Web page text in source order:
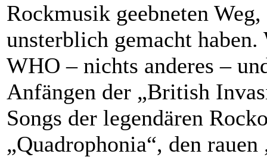
Rockmusik geebneten
unsterblich gemacht
WHO – nichts anderes –
Anfängen der „British
Songs der legendären
„Quadrophonia“, den